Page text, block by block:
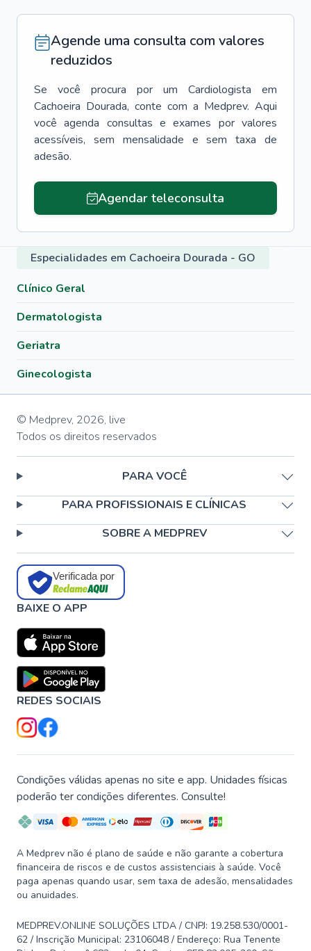
Agende uma consulta com valores
reduzidos
Se você procura por um Cardiologista
em
Cachoeira Dourada, conte com a Medprev. Aqui
você agenda consultas e exames por valores
acessíveis, sem mensalidade e sem taxa de
adesão.
Agendar teleconsulta
Especialidades em Cachoeira Dourada - GO
Clínico Geral
Dermatologista
Geriatra
Ginecologista
© Medprev, 2026, live
Todos os direitos reservados
PARA VOCÊ
PARA PROFISSIONAIS E CLÍNICAS
SOBRE A MEDPREV
Verificada por
BAIXE O APP
REDES SOCIAIS
Condições válidas apenas no site e app. Unidades físicas
poderão ter condições diferentes. Consulte!
A Medprev não é plano de saúde e não garante a cobertura
financeira de riscos e de custos assistenciais à saúde. Você
paga apenas quando usar, sem taxa de adesão, mensalidades
ou anuidades.
MEDPREV.ONLINE SOLUÇÕES LTDA / CNPJ: 19.258.530/0001-
62 / Inscrição Municipal: 23106048 / Endereço: Rua Tenente